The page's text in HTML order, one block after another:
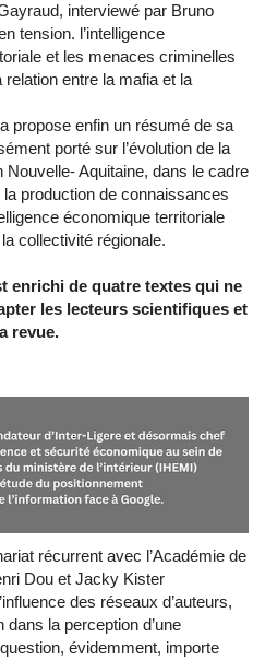
interviewé par Bruno
tension. l’intelligence
et les menaces criminelles
relation entre la mafia et la
propose enfin un résumé de sa
porté sur l’évolution de la
Nouvelle- Aquitaine, dans le cadre
la production de connaissances
économique territoriale
collectivité régionale.
enrichi de quatre textes qui ne
les lecteurs scientifiques et
revue.
récurrent avec l’Académie de
Dou et Jacky Kister
des réseaux d’auteurs,
dans la perception d’une
évidemment, importe